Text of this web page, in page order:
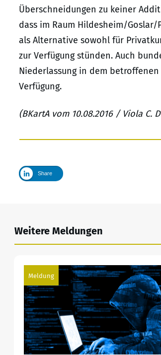
Überschneidungen zu keiner
dass im Raum Hildesheim/
als Alternative sowohl für
zur Verfügung stünden. Auch
Niederlassung in dem
Verfügung.
(BKartA vom 10.08.2016 / Viola C.
Share
Weitere Meldungen
Meldung